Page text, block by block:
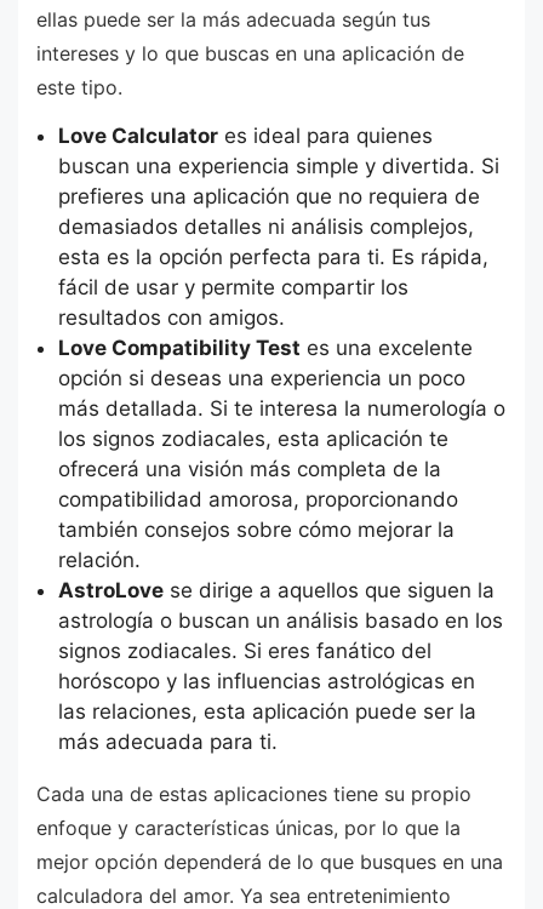
ellas puede ser la más adecuada según tus
intereses y lo que buscas en una aplicación de
este tipo.
Love Calculatores ideal para quienes
buscan una experiencia simple y divertida. Si
prefieres una aplicación que no requiera de
demasiados detalles ni análisis complejos,
esta es la opción perfecta para ti. Es rápida,
fácil de usar y permite compartir los
resultados con amigos.
Love Compatibility Test es una excelente
opción si deseas una experiencia un poco
más detallada. Si te interesa la numerología o
los signos zodiacales, esta aplicación te
ofrecerá una visión más completa de la
compatibilidad amorosa, proporcionando
también consejos sobre cómo mejorar la
relación.
AstroLovese dirige a aquellos que siguen la
astrología o buscan un análisis basado en los
signos zodiacales. Si eres fanático del
horóscopo y las influencias astrológicas en
las relaciones, esta aplicación puede ser la
más adecuada para ti.
Cada una de estas aplicaciones tiene su propio
enfoque y características únicas, por lo que la
mejor opción dependerá de lo que busques en una
calculadora del amor. Ya sea entretenimiento